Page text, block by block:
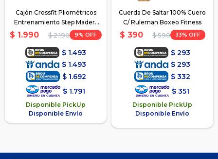
Cajón Crossfit Pliométricos
Entrenamiento Step Madera
30x35x40cm
$ 1.990 $ 2.190 9
$ 1.493
$ 1.493
$ 1.692
$ 1.791
Disponible PickUp
Disponible Envío
Cuerda De Saltar 100% Cuero
C/ Ruleman Boxeo Fitness
$ 390 $ 590 33
$ 293
$ 293
$ 332
$ 351
Disponible PickUp
Disponible Envío